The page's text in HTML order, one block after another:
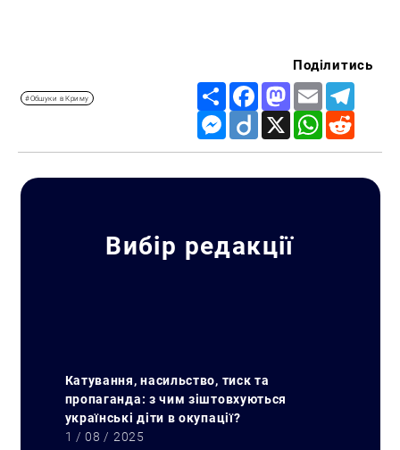
#Обшуки в Криму
Поділитись
Share FacebookMastodon
Email
Messenger
Diigo X WhatsApp
Вибір редакції
Катування, насильство, тиск та
пропаганда: з чим зіштовхуються
українські діти в окупації?
1 / 08 / 2025